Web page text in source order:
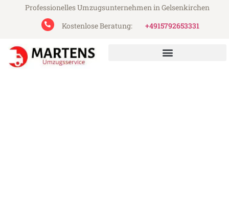
Professionelles Umzugsunternehmen in Gelsenkirchen
Kostenlose Beratung:
+4915792653331